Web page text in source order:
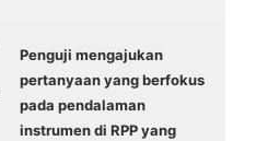
Penguji mengajukan
pertanyaan yang berfokus
pada pendalaman
instrumen di RPP yang